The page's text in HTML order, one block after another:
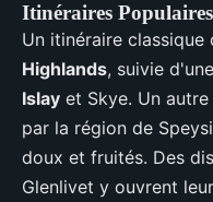
Itinéraires Populaires
Un itinéraire
Highlands, suivie
Islay et Skye. Un
par la région de
doux et fruités. Des
Glenlivet y ouvrent